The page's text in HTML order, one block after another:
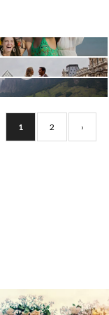
1 2 ›